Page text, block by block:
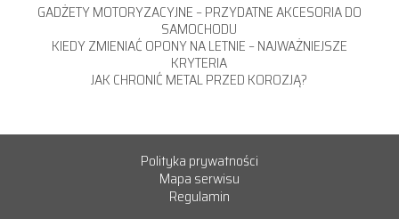
GADŻETY MOTORYZACYJNE – PRZYDATNE AKCESORIA DO
SAMOCHODU
KIEDY ZMIENIAĆ OPONY NA LETNIE – NAJWAŻNIEJSZE
KRYTERIA
JAK CHRONIĆ METAL PRZED KOROZJĄ?
Polityka prywatności
Mapa serwisu
Regulamin